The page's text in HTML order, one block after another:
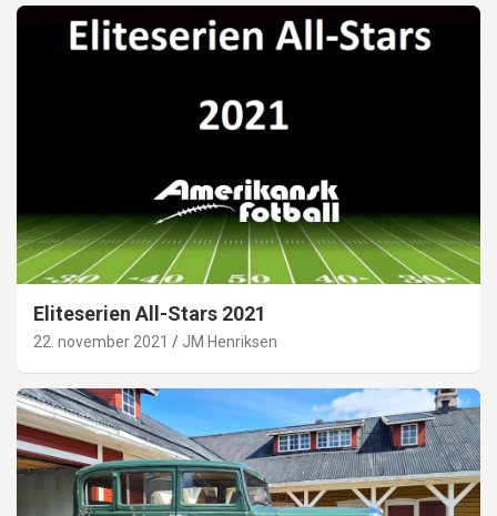
Eliteserien All-Stars 2021
22. november 2021 JM Henriksen